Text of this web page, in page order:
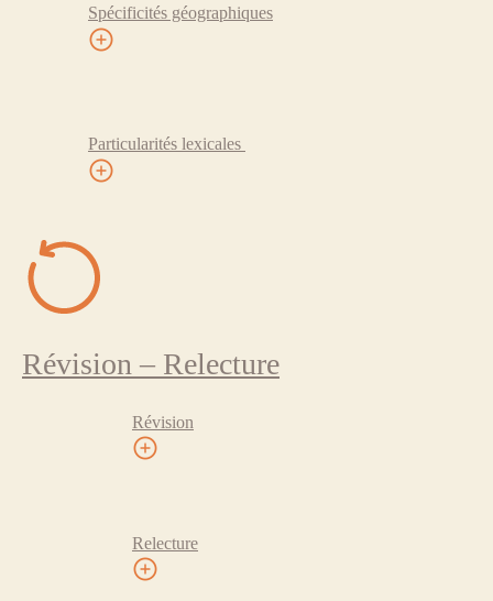
Spécificités géographiques
Particularités lexicales
Révision – Relecture
Révision
Relecture